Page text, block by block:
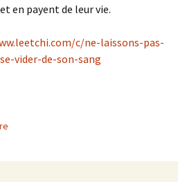
en payent de leur vie.
c/ne-laissons-pas-
vider-de-son-sang